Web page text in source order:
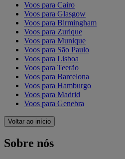
Voos para Cairo
Voos para Glasgow
Voos para Birmingham
Voos para Zurique
Voos para Munique
Voos para São Paulo
Voos para Lisboa
Voos para Teerão
Voos para Barcelona
Voos para Hamburgo
Voos para Madrid
Voos para Genebra
Voltar ao início
Sobre nós